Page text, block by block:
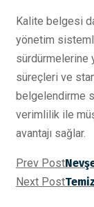
Kalite belgesi
yönetim
sürdürmelerine
süreçleri ve
belgelendirme
verimlilik ile
avantajı sağlar.
Prev Post
Next Post